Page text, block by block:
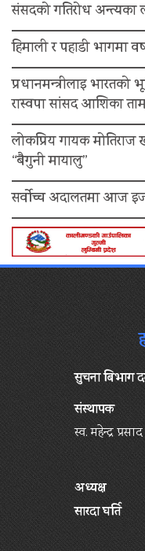
संसदको गतिरोध
हिमाली र पहाडी भागमा
प्रधानमन्त्रीलाइ
रास्वपा सांसद आशिका
लोकप्रिय गायक मोतिराज
“बैगुनी मायालु”
सर्वोच्च अदालतमा आज
सुचना बिभाग
संस्थापक
स्व. महेन्द्र
अध्यक्ष
सारदा घर्ति